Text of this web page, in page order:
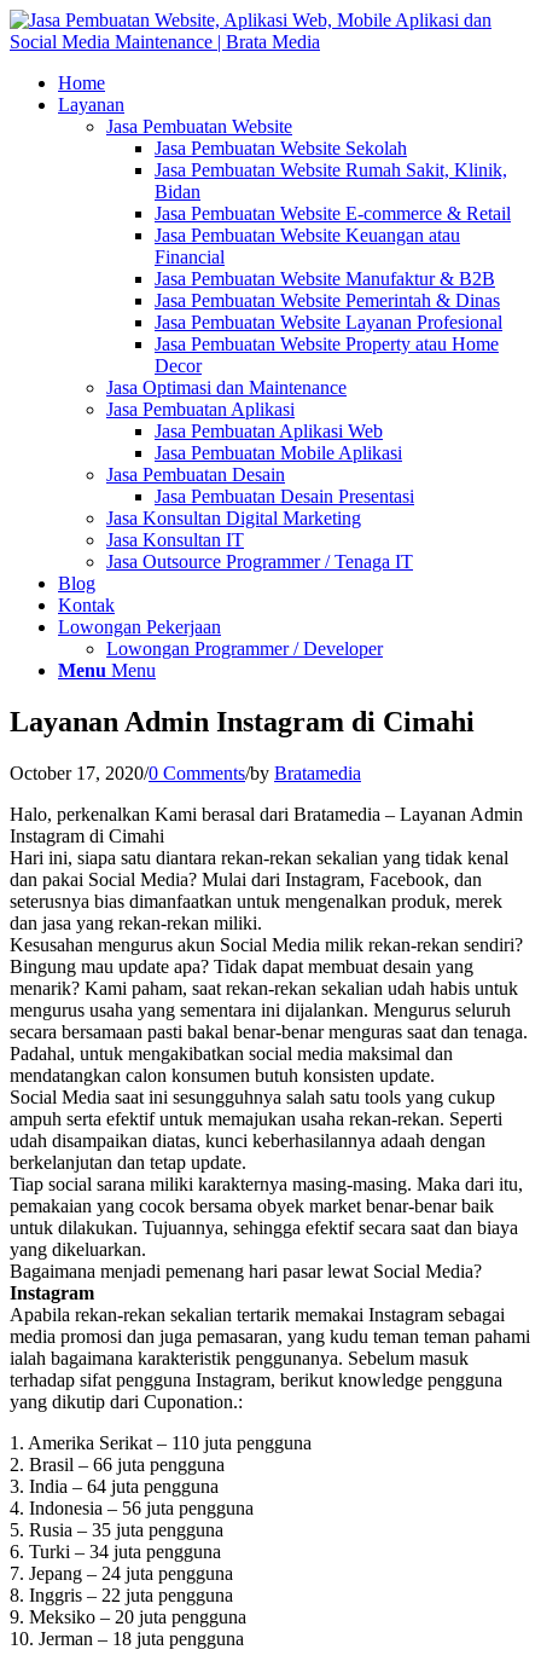
Home
Layanan
Jasa Pembuatan Website
Jasa Pembuatan Website Sekolah
Jasa Pembuatan Website Rumah Sakit, Klinik,
Bidan
Jasa Pembuatan Website E-commerce & Retail
Jasa Pembuatan Website Keuangan atau
Financial
Jasa Pembuatan Website Manufaktur & B2B
Jasa Pembuatan Website Pemerintah & Dinas
Jasa Pembuatan Website Layanan Profesional
Jasa Pembuatan Website Property atau Home
Decor
Jasa Optimasi dan Maintenance
Jasa Pembuatan Aplikasi
Jasa Pembuatan Aplikasi Web
Jasa Pembuatan Mobile Aplikasi
Jasa Pembuatan Desain
Jasa Pembuatan Desain Presentasi
Jasa Konsultan Digital Marketing
Jasa Konsultan IT
Jasa Outsource Programmer / Tenaga IT
Blog
Kontak
Lowongan Pekerjaan
Lowongan Programmer / Developer
Menu Menu
Layanan Admin Instagram di Cimahi
October 17, 2020/0 Comments/by Bratamedia
Halo, perkenalkan Kami berasal dari Bratamedia – Layanan Admin
Instagram di Cimahi
Hari ini, siapa satu diantara rekan-rekan sekalian yang tidak kenal
dan pakai Social Media? Mulai dari Instagram, Facebook, dan
seterusnya bias dimanfaatkan untuk mengenalkan produk, merek
dan jasa yang rekan-rekan miliki.
Kesusahan mengurus akun Social Media milik rekan-rekan sendiri?
Bingung mau update apa? Tidak dapat membuat desain yang
menarik? Kami paham, saat rekan-rekan sekalian udah habis untuk
mengurus usaha yang sementara ini dijalankan. Mengurus seluruh
secara bersamaan pasti bakal benar-benar menguras saat dan tenaga.
Padahal, untuk mengakibatkan social media maksimal dan
mendatangkan calon konsumen butuh konsisten update.
Social Media saat ini sesungguhnya salah satu tools yang cukup
ampuh serta efektif untuk memajukan usaha rekan-rekan. Seperti
udah disampaikan diatas, kunci keberhasilannya adaah dengan
berkelanjutan dan tetap update.
Tiap social sarana miliki karakternya masing-masing. Maka dari itu,
pemakaian yang cocok bersama obyek market benar-benar baik
untuk dilakukan. Tujuannya, sehingga efektif secara saat dan biaya
yang dikeluarkan.
Bagaimana menjadi pemenang hari pasar lewat Social Media?
Instagram
Apabila rekan-rekan sekalian tertarik memakai Instagram sebagai
media promosi dan juga pemasaran, yang kudu teman teman pahami
ialah bagaimana karakteristik penggunanya. Sebelum masuk
terhadap sifat pengguna Instagram, berikut knowledge pengguna
yang dikutip dari Cuponation.:
1. Amerika Serikat – 110 juta pengguna
2. Brasil – 66 juta pengguna
3. India – 64 juta pengguna
4. Indonesia – 56 juta pengguna
5. Rusia – 35 juta pengguna
6. Turki – 34 juta pengguna
7. Jepang – 24 juta pengguna
8. Inggris – 22 juta pengguna
9. Meksiko – 20 juta pengguna
10. Jerman – 18 juta pengguna